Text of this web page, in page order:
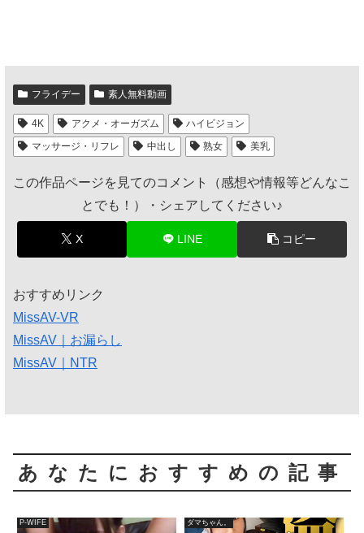
フライデー 素人無料動画
4K アクメ・オーガズム
ハイビジョン
マッサージ・リフレ
中出し 熟女 美乳
この作品ページを見てのコメント（感想や情報等どんなこ
とでも！）・シェアしてください♪
X LINE コピー
おすすめリンク
MissAV-VR
MissAV｜お漏らし
MissAV｜NTR
あなたにおすすめの記事
P-WIFE ダマちゃん。